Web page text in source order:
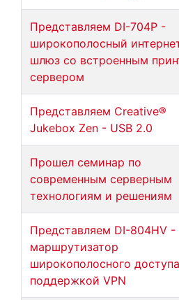
Представляем DI-704P -
широкополосный
шлюз со встроенным
сервером
Представляем Creative®
Jukebox Zen - USB 2.0
Прошел семинар по
современным серверным
технологиям и решениям
Представляем DI-804HV -
маршрутизатор
широкополосного
поддержкой VPN